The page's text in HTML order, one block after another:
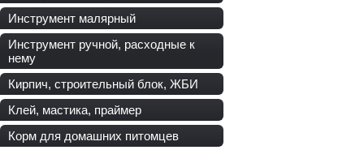
Инструмент малярный
Инструмент ручной, расходные к
нему
Кирпич, строительный блок, ЖБИ
Клей, мастика, праймер
Корм для домашних питомцев